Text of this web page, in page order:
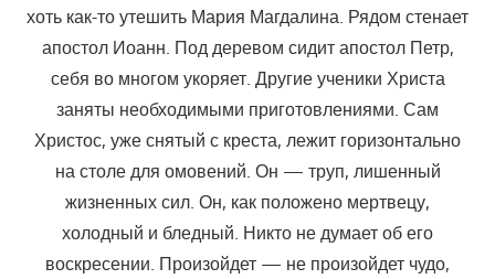
хоть как-то утешить Мария Магдалина. Рядом стенает
апостол Иоанн. Под деревом сидит апостол Петр,
себя во многом укоряет. Другие ученики Христа
заняты необходимыми приготовлениями. Сам
Христос, уже снятый с креста, лежит горизонтально
на столе для омовений. Он — труп, лишенный
жизненных сил. Он, как положено мертвецу,
холодный и бледный. Никто не думает об его
воскресении. Произойдет — не произойдет чудо,